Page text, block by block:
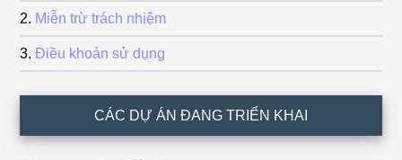
Miễn trừ trách nhiệm
Điều khoản sử dụng
CÁC DỰ ÁN ĐANG TRIỂN KHAI